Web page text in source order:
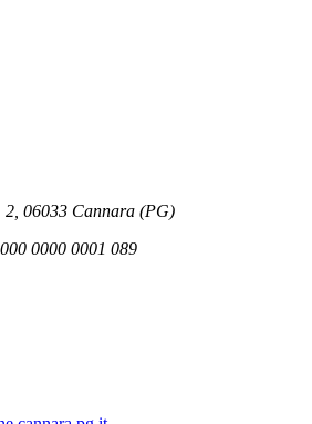
2, 06033 Cannara (PG)
0000 0001 089